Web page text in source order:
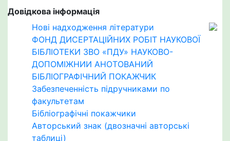
Довідкова інформація
Нові надходження літератури
ФОНД ДИСЕРТАЦІЙНИХ РОБІТ НАУКОВОЇ
БІБЛІОТЕКИ ЗВО «ПДУ» НАУКОВО-
ДОПОМІЖНИИ АНОТОВАНИЙ
БІБЛІОГРАФІЧНИЙ ПОКАЖЧИК
Забезпеченність підручниками по
факультетам
Бібліографічні покажчики
Авторський знак (двозначні авторські
таблиці)